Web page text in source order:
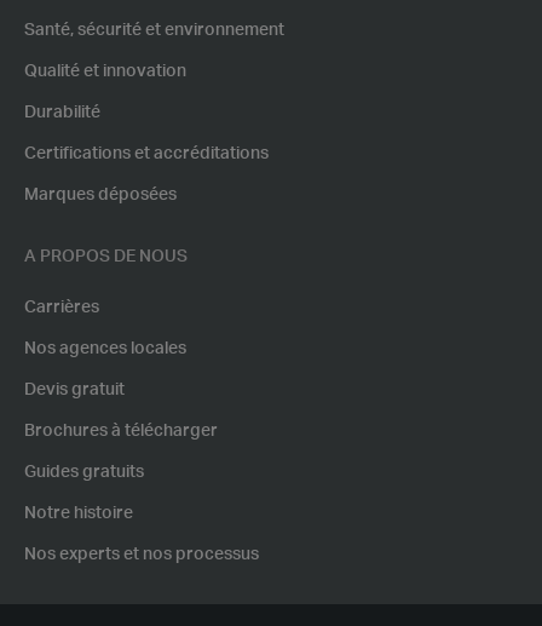
Santé, sécurité et environnement
Qualité et innovation
Durabilité
Certifications et accréditations
Marques déposées
A PROPOS DE NOUS
Carrières
Nos agences locales
Devis gratuit
Brochures à télécharger
Guides gratuits
Notre histoire
Nos experts et nos processus